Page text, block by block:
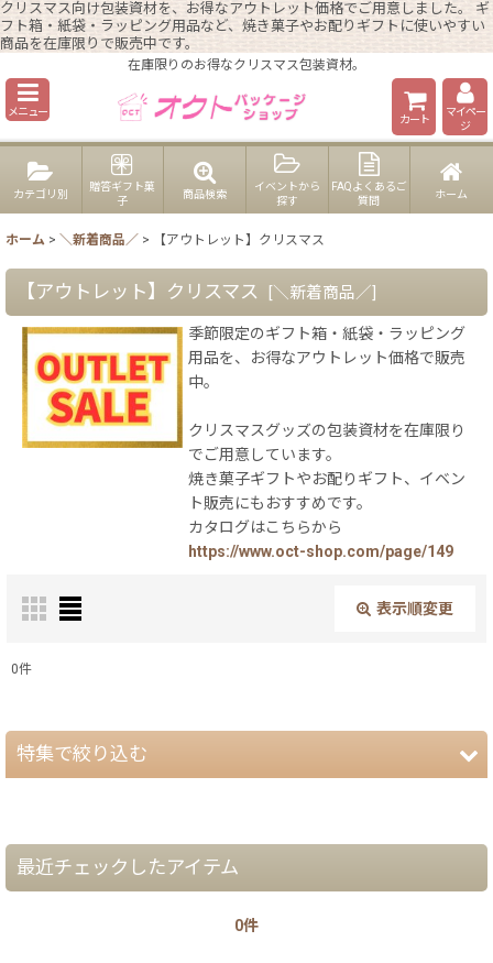
クリスマス向け包装資材を、お得なアウトレット価格でご用意しました。 ギ
フト箱・紙袋・ラッピング用品など、焼き菓子やお配りギフトに使いやすい
商品を在庫限りで販売中です。
在庫限りのお得なクリスマス包装資材。
メニュー
カート
マイペー
ジ
カテゴリ別
贈答ギフト菓
子
商品検索
イベントから
探す
FAQよくあるご
質問
ホーム
ホーム > ＼新着商品／ > 【アウトレット】クリスマス
【アウトレット】クリスマス [＼新着商品／]
季節限定のギフト箱・紙袋・ラッピング
用品を、お得なアウトレット価格で販売
中。
クリスマスグッズの包装資材を在庫限り
でご用意しています。
焼き菓子ギフトやお配りギフト、イベン
ト販売にもおすすめです。
カタログはこちらから
https://www.oct-shop.com/page/149
表示順変更
在庫あり
絞り込む
0件
特集で絞り込む
【銘菓撰29・秋冬】洋菓子ギフト（贈答）
【銘菓撰29・秋冬】和菓子ギフト（贈答）
最近チェックしたアイテム
0件